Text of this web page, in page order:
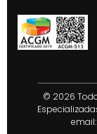
© 2026
email: